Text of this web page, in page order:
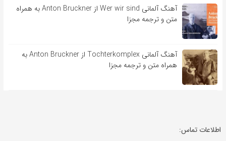
آهنگ آلمانی Wer wir sind از Anton Bruckner به همراه
متن و ترجمه مجزا
آهنگ آلمانی Tochterkomplex از Anton Bruckner به
همراه متن و ترجمه مجزا
اطلاعات تماس: